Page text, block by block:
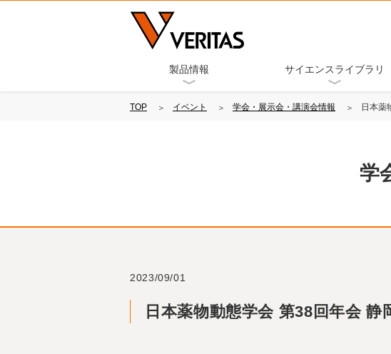
製品情報 サイエンスライブラリ
TOP イベント 学会・展示会・講演会情報 日本薬
学
2023/09/01
日本薬物動態学会 第38回年会